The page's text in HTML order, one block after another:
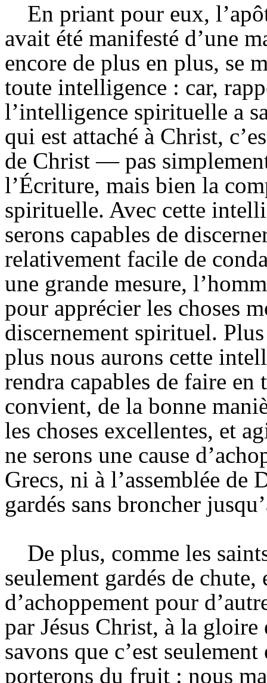
En priant pour eux,
avait été manifesté d’une
encore de plus en plus, se
toute intelligence : car,
l’intelligence spirituelle a
qui est attaché à Christ,
de Christ — pas
l’Écriture, mais bien la
spirituelle. Avec cette
serons capables de
relativement facile de
une grande mesure,
pour apprécier les choses
discernement spirituel.
plus nous aurons cette
rendra capables de faire en
convient, de la bonne
les choses excellentes, et
ne serons une cause
Grecs, ni à l’assemblée
gardés sans broncher
De plus, comme les
seulement gardés de
d’achoppement pour
par Jésus Christ, à la
savons que c’est
porterons du fruit : nous